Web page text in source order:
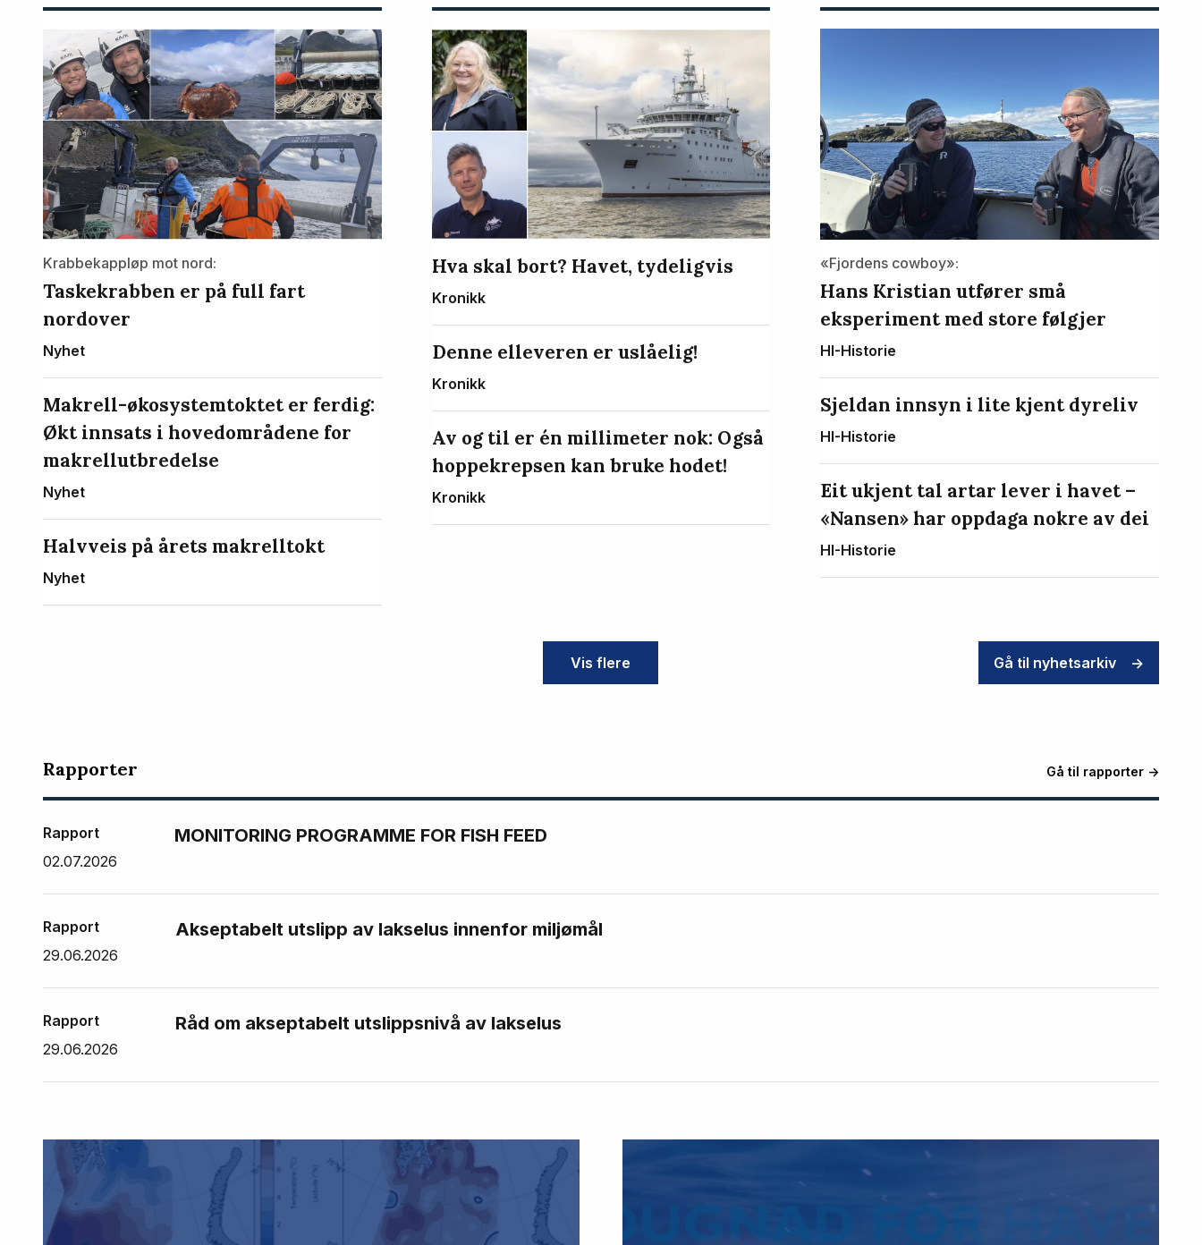
artikler
Krabbekappløp mot nord:
Taskekrabben er på full fart
nordover
Nyhet
Makrell-økosystemtoktet er ferdig:
Økt innsats i hovedområdene for
makrellutbredelse
Nyhet
Halvveis på årets makrelltokt
Nyhet
Hva skal bort? Havet, tydeligvis
Kronikk
Denne elleveren er uslåelig!
Kronikk
Av og til er én millimeter nok: Også
hoppekrepsen kan bruke hodet!
Kronikk
«Fjordens cowboy»:
Hans Kristian utfører små
eksperiment med store følgjer
HI-Historie
Sjeldan innsyn i lite kjent dyreliv
HI-Historie
Eit ukjent tal artar lever i havet –
«Nansen» har oppdaga nokre av dei
HI-Historie
Vis flere Gå til nyhetsarkiv ->
Rapporter Gå til rapporter ->
Rapport
02.07.2026
MONITORING PROGRAMME FOR FISH FEED
Rapport
29.06.2026
Akseptabelt utslipp av lakselus innenfor miljømål
Rapport
29.06.2026
Råd om akseptabelt utslippsnivå av lakselus